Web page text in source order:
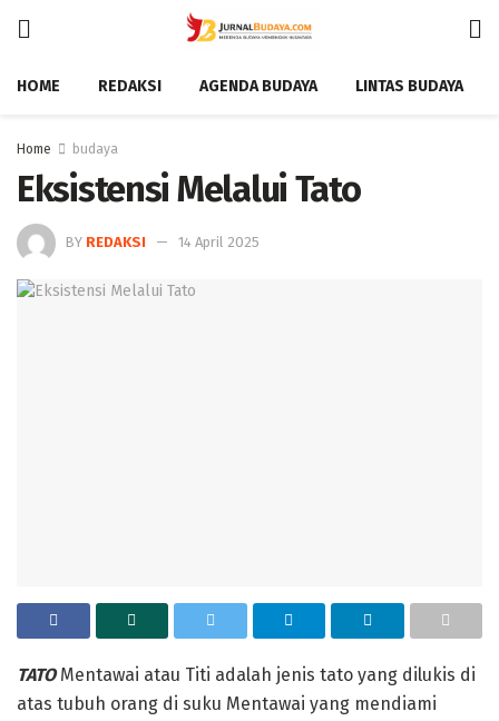
HOME REDAKSI AGENDA BUDAYA LINTAS BUDAYA
Home budaya
Eksistensi Melalui Tato ‎
BY REDAKSI 14 April 2025
TATO Mentawai atau Titi adalah jenis tato yang dilukis di
atas tubuh orang di suku Mentawai yang mendiami